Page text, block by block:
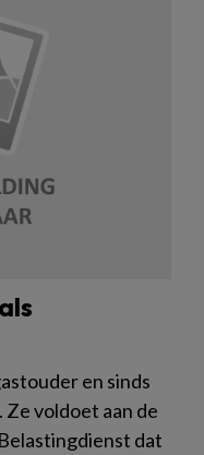
en sinds
voldoet aan de
dat